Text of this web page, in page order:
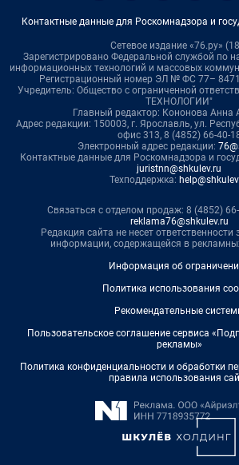
Контактные данные для Роскомнадзора и
Сетевое издание «76.ру»
Зарегистрировано Федеральной службой по
информационных технологий и массовых
Регистрационный номер ЭЛ № ФС 77–
Учредитель: Общество с ограниченной
ТЕХНОЛОГИИ"
Главный редактор: Кононова Анна
Адрес редакции: 150003, г. Ярославль, ул.
офис 313, 8 (4852) 66-40-
Электронный адрес редакции:
Контактные данные для Роскомнадзора и
juristnn@shkulev.ru
Техподдержка:
Связаться с отделом продаж: 8 (4852)
reklama76@shkulev.ru
Редакция сайта не несет ответственности
информации, содержащейся в
Информация об
Политика использования
Рекомендательные
Пользовательское соглашение сервиса
рекламы»
Политика конфиденциальности и обработки
правила использования